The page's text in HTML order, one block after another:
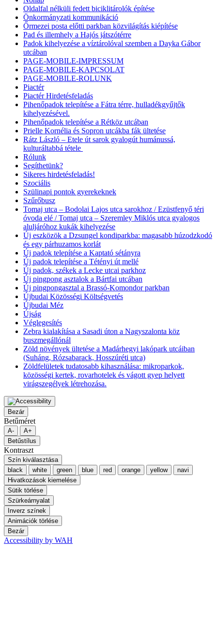
Oldalfal nélküli fedett biciklitárolók építése
Önkormányzati kommunikáció
Őrmezei posta előtti parkban közvilágítás kiépítése
Pad és illemhely a Hajós játszótérre
Padok kihelyezése a víztárolóval szemben a Dayka Gábor
utcában
PAGE-MOBILE-IMPRESSUM
PAGE-MOBILE-KAPCSOLAT
PAGE-MOBILE-ROLUNK
Piactér
Piactér Hirdetésfeladás
Pihenőpadok telepítése a Fátra térre, hulladékgyűjtők
kihelyezésével.
Pihenőpadok telepítése a Rétköz utcában
Prielle Kornélia és Sopron utcákba fák ültetése
Rátz László – Etele út sarok gyalogút humánussá,
kulturáltabbá tétele
Rólunk
Segíthetünk?
Sikeres hirdetésfeladás!
Szociális
Szülinapi pontok gyerekeknek
Szűrőbusz
Tomaj utca – Bodolai Lajos utca sarokhoz / Ezüstfenyő téri
óvoda elé / Tomaj utca – Szeremley Miklós utca gyalogos
aluljáróhoz kukák kihelyezése
Új eszközök a Dzsungel kondiparkba: magasabb húzodzkodó
és egy párhuzamos korlát
Új padok telepítése a Kaptató sétányra
Új padok telepítése a Tétényi út mellé
Új padok, székek a Lecke utcai parkhoz
Új pingpong asztalok a Bártfai utcában
Új pingpongasztal a Brassó-Komondor parkban
Újbudai Közösségi Költségvetés
Újbudai Méz
Újság
Véglegesítés
Zebra kialakítása a Sasadi úton a Nagyszalonta köz
buszmegállónál
Zöld növények ültetése a Madárhegyi lakópark utcáiban
(Suháng, Rózsabarack, Hosszúréti utca)
Zöldfelületek tudatosabb kihasználása: mikroparkok,
közösségi kertek, rovarhotelek és vágott gyep helyett
virágszegélyek létrehozása.
Bezár
Betűméret
A-
A+
Betűstílus
Kontraszt
Szín kiválasztása
black
white green blue red orange yellow
navi
Hivatkozások kiemelése
Sütik törlése
Szürkeárnyalat
Inverz színek
Animációk törlése
Bezár
Accessibility by WAH